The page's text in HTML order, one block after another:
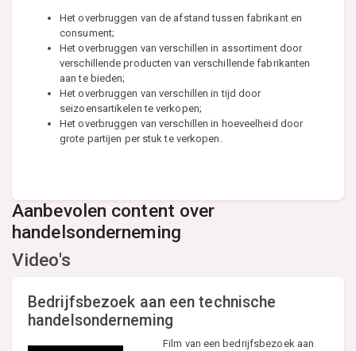
Het overbruggen van de afstand tussen fabrikant en
consument;
Het overbruggen van verschillen in assortiment door
verschillende producten van verschillende fabrikanten
aan te bieden;
Het overbruggen van verschillen in tijd door
seizoensartikelen te verkopen;
Het overbruggen van verschillen in hoeveelheid door
grote partijen per stuk te verkopen.
Aanbevolen content over
handelsonderneming
Video's
Bedrijfsbezoek aan een technische
handelsonderneming
Film van een bedrijfsbezoek aan